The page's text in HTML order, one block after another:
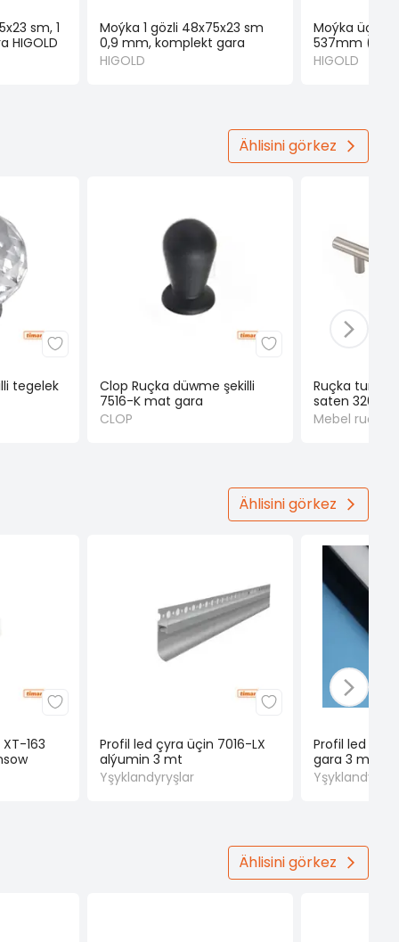
sm, 1
HIGOLD
Moýka 1 gözli 48x75x23 sm
0,9 mm, komplekt gara
HIGOLD
HIGOLD
Moýka üçin
537mm
HIGOLD
Ählisini görkez
tegelek
Clop Ruçka düwme şekilli
7516-K mat gara
CLOP
Ruçka turba
saten 320
Mebel
Ählisini görkez
163
Profil led çyra üçin 7016-LX
alýumin 3 mt
Yşyklandyryşlar
Profil led çyra
gara 3 mt
Ählisini görkez